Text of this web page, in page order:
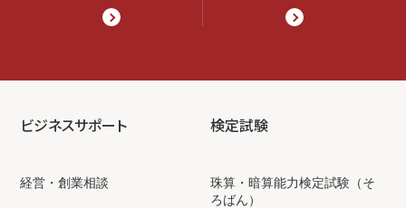
ビジネスサポート
経営・創業相談
検定試験
珠算・暗算能力検定試験（そ
ろばん）